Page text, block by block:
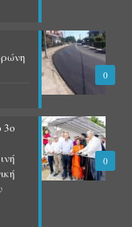
0
0
3ο